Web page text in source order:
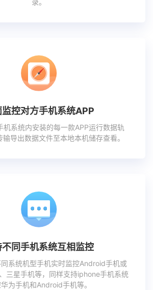
录。
控对方手机系统APP
机系统内安装的每一款APP运行数据轨
导出数据文件至本地本机储存查看。
不同手机系统互相监控
系统机型手机实时监控Android手机或
三星手机等，同样支持iphone手机系统
为手机和Android手机等。